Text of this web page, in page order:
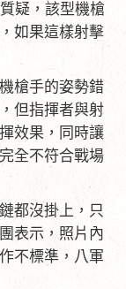
疑，該型機槍
如果這樣射擊
槍手的姿勢錯
但指揮者與射
效果，同時讓
全不符合戰場
都沒掛上，只
表示，照片內
不標準，八軍